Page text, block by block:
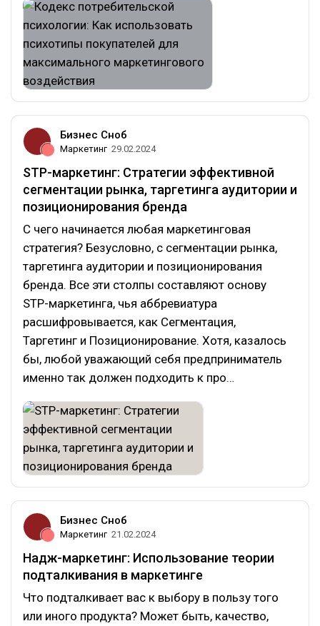
Бизнес Сноб
Маркетинг 29.02.2024
STP-маркетинг: Стратегии эффективной
сегментации рынка, таргетинга аудитории и
позиционирования бренда
С чего начинается любая маркетинговая
стратегия? Безусловно, с сегментации рынка,
таргетинга аудитории и позиционирования
бренда. Все эти столпы составляют основу
STP-маркетинга, чья аббревиатура
расшифровывается, как Сегментация,
Таргетинг и Позиционирование. Хотя, казалось
бы, любой уважающий себя предприниматель
именно так должен подходить к про…
Бизнес Сноб
Маркетинг 21.02.2024
Надж-маркетинг: Использование теории
подталкивания в маркетинге
Что подталкивает вас к выбору в пользу того
или иного продукта? Может быть, качество,